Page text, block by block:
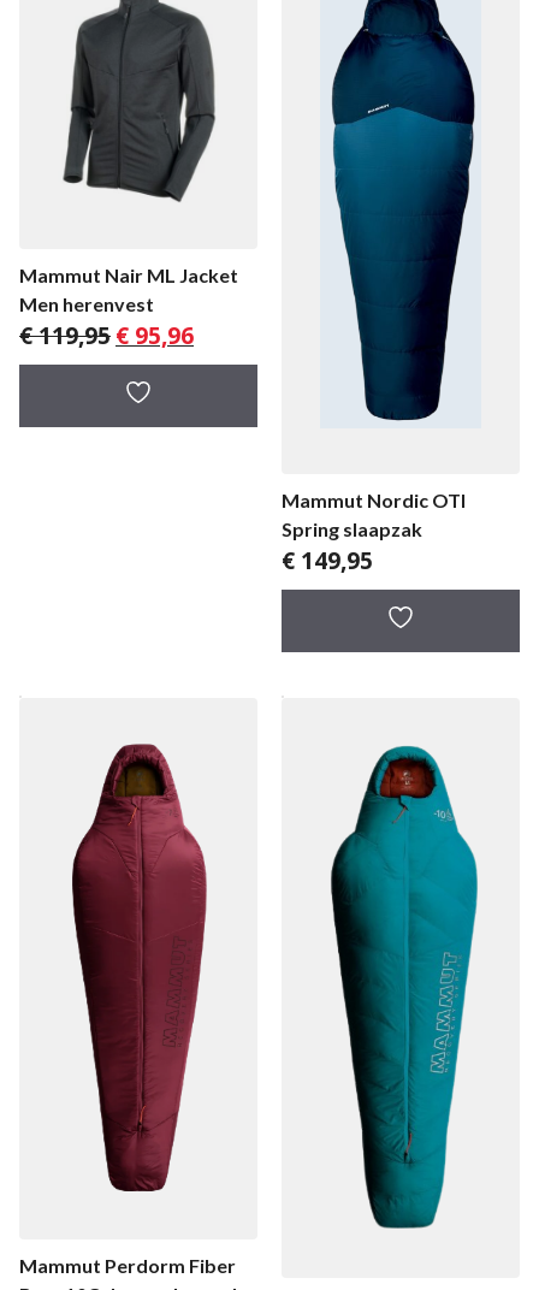
Mammut Nair ML Jacket
Men herenvest
€119,95 Oorspronkelijke
prijs
was:
€ 119,95.
€ 95,96Huidige
prijs
Mammut Nordic OTI
Spring slaapzak
€ 149,95
Mammut Perdorm Fiber